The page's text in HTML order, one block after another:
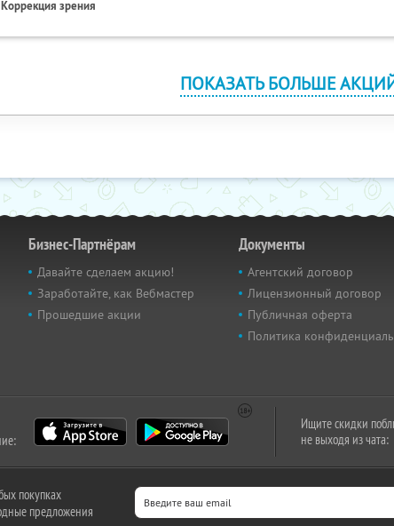
Коррекция зрения
ПОКАЗАТЬ БОЛЬШЕ
Бизнес-Партнёрам
Давайте сделаем акцию!
Заработайте, как Вебмастер
Прошедшие акции
Документы
Агентский договор
Лицензионный договор
Публичная оферта
Политика
Ищите скидки
не выходя из чата:
покупках
предложения